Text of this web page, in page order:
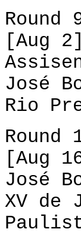
Round
[Aug 2]
José
Rio
Round
[Aug
José
XV